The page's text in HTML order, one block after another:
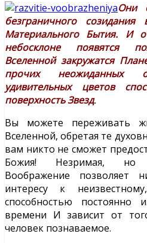
Они
безграничного
Материального Бытия. И
небосклоне появятся
Вселенной закружатся
прочих неожиданных
удивительных цветов
поверхность Звезд.
Вы можете переживать
Вселенной, обретая те
вам никто не сможет
Божия! Незримая, но
Воображение позволяет
интересу к
способностью постоянно
времени И зависит от
человек познаваемое.